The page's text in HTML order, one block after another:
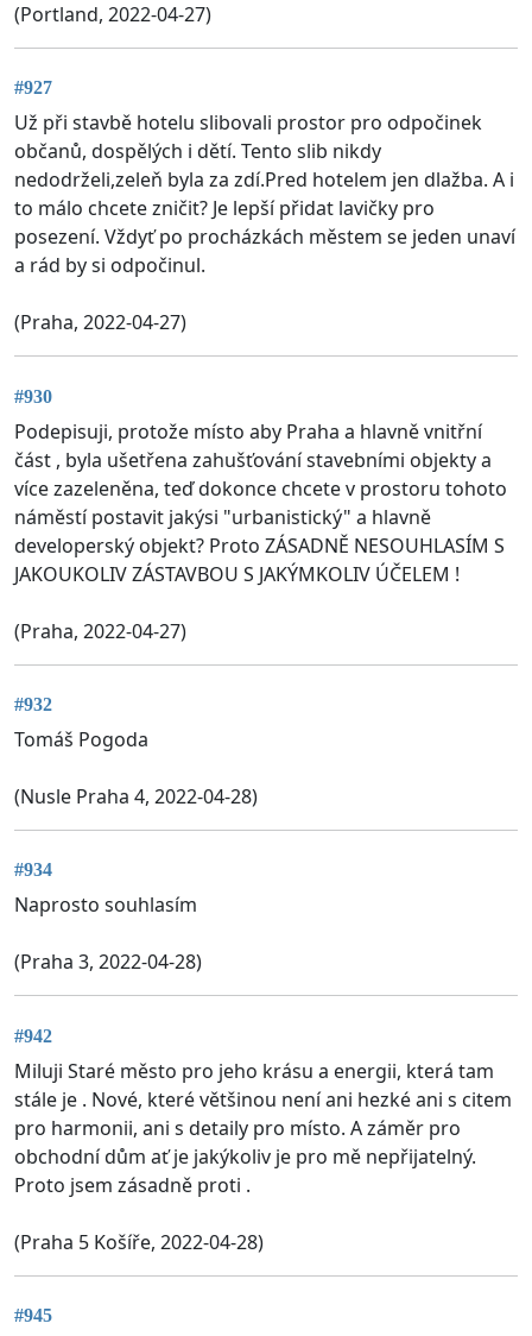
(Portland, 2022-04-27)
#927
Už při stavbě hotelu slibovali prostor pro odpočinek
občanů, dospělých i dětí. Tento slib nikdy
nedodrželi,zeleň byla za zdí.Pred hotelem jen dlažba. A i
to málo chcete zničit? Je lepší přidat lavičky pro
posezení. Vždyť po procházkách městem se jeden unaví
a rád by si odpočinul.
(Praha, 2022-04-27)
#930
Podepisuji, protože místo aby Praha a hlavně vnitřní
část , byla ušetřena zahušťování stavebními objekty a
více zazeleněna, teď dokonce chcete v prostoru tohoto
náměstí postavit jakýsi "urbanistický" a hlavně
developerský objekt? Proto ZÁSADNĚ NESOUHLASÍM S
JAKOUKOLIV ZÁSTAVBOU S JAKÝMKOLIV ÚČELEM !
(Praha, 2022-04-27)
#932
Tomáš Pogoda
(Nusle Praha 4, 2022-04-28)
#934
Naprosto souhlasím
(Praha 3, 2022-04-28)
#942
Miluji Staré město pro jeho krásu a energii, která tam
stále je . Nové, které většinou není ani hezké ani s citem
pro harmonii, ani s detaily pro místo. A záměr pro
obchodní dům ať je jakýkoliv je pro mě nepřijatelný.
Proto jsem zásadně proti .
(Praha 5 Košíře, 2022-04-28)
#945